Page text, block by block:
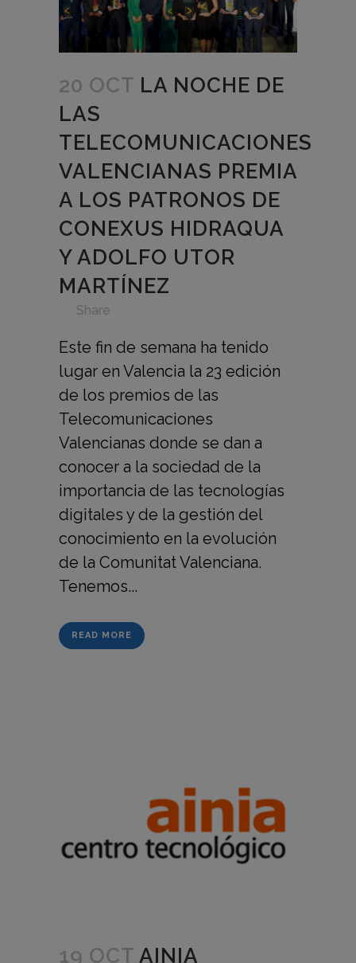
20 OCT LA NOCHE DE
LAS
TELECOMUNICACIONES
VALENCIANAS PREMIA
A LOS PATRONOS DE
CONEXUS HIDRAQUA
Y ADOLFO UTOR
MARTÍNEZ
Share
Este fin de semana ha tenido
lugar en Valencia la 23 edición
de los premios de las
Telecomunicaciones
Valencianas donde se dan a
conocer a la sociedad de la
importancia de las tecnologías
digitales y de la gestión del
conocimiento en la evolución
de la Comunitat Valenciana.
Tenemos...
READ MORE
19 OCT AINIA